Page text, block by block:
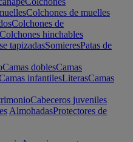
Colchones de muelles
Colchones de
Colchones hinchables
tapizadasSomieresPatas de
Camas doblesCamas
infantilesLiterasCamas
Cabeceros juveniles
AlmohadasProtectores de